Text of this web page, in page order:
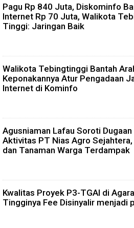
Pagu Rp 840 Juta, Diskominfo
Internet Rp 70 Juta, Walikota
Tinggi: Jaringan Baik
Walikota Tebingtinggi Bantah
Keponakannya Atur Pengadaan
Internet di Kominfo
Agusniaman Lafau Soroti
Aktivitas PT Nias Agro Sejahtera,
dan Tanaman Warga Terdampak
Kwalitas Proyek P3-TGAI di
Tingginya Fee Disinyalir menjadi